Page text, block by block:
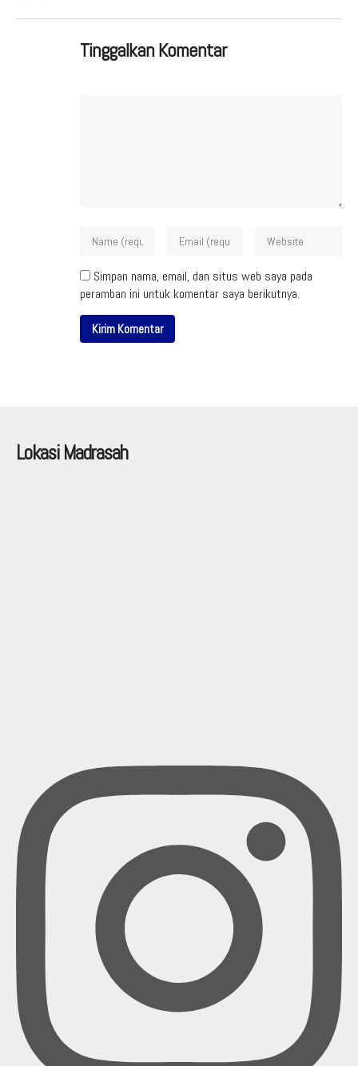
Tinggalkan Komentar
Simpan nama, email, dan situs web saya pada
peramban ini untuk komentar saya berikutnya.
Lokasi Madrasah